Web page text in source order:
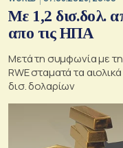
Με 1,2 δισ.δολ.
απο τις ΗΠΑ
Μετά τη συμφωνία με
RWE σταματά τα
δισ. δολαρίων